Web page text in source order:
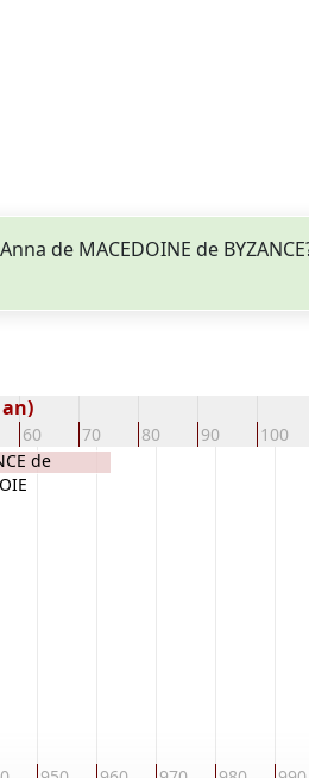
de MACEDOINE de
60 70 80 90 100
de